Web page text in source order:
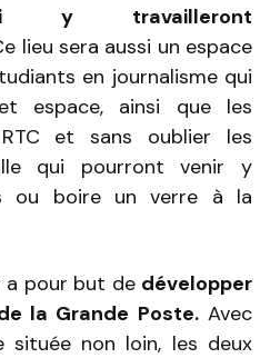
y travailleront
lieu sera aussi un espace
en journalisme qui
espace, ainsi que les
et sans oublier les
qui pourront venir y
ou boire un verre à la
a pour but de développer
la Grande Poste.Avec
située non loin, les deux